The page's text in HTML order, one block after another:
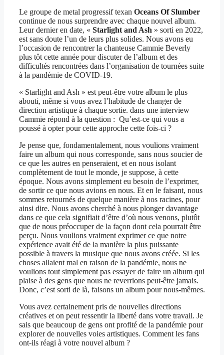
Le groupe de metal progressif texan Oceans Of Slumber
continue de nous surprendre avec chaque nouvel album.
Leur dernier en date, « Starlight and Ash » sorti en 2022,
est sans doute l’un de leurs plus solides. Nous avons eu
l’occasion de rencontrer la chanteuse Cammie Beverly
plus tôt cette année pour discuter de l’album et des
difficultés rencontrées dans l’organisation de tournées suite
à la pandémie de COVID-19.
« Starlight and Ash » est peut-être votre album le plus
abouti, même si vous avez l’habitude de changer de
direction artistique à chaque sortie. dans une interview
Cammie répond à la question : Qu’est-ce qui vous a
poussé à opter pour cette approche cette fois-ci ?
Je pense que, fondamentalement, nous voulions vraiment
faire un album qui nous corresponde, sans nous soucier de
ce que les autres en penseraient, et en nous isolant
complètement de tout le monde, je suppose, à cette
époque. Nous avons simplement eu besoin de l’exprimer,
de sortir ce que nous avions en nous. Et en le faisant, nous
sommes retournés de quelque manière à nos racines, pour
ainsi dire. Nous avons cherché à nous plonger davantage
dans ce que cela signifiait d’être d’où nous venons, plutôt
que de nous préoccuper de la façon dont cela pourrait être
perçu. Nous voulions vraiment exprimer ce que notre
expérience avait été de la manière la plus puissante
possible à travers la musique que nous avons créée. Si les
choses allaient mal en raison de la pandémie, nous ne
voulions tout simplement pas essayer de faire un album qui
plaise à des gens que nous ne reverrions peut-être jamais.
Donc, c’est sorti de là, faisons un album pour nous-mêmes.
Vous avez certainement pris de nouvelles directions
créatives et on peut ressentir la liberté dans votre travail. Je
sais que beaucoup de gens ont profité de la pandémie pour
explorer de nouvelles voies artistiques. Comment les fans
ont-ils réagi à votre nouvel album ?